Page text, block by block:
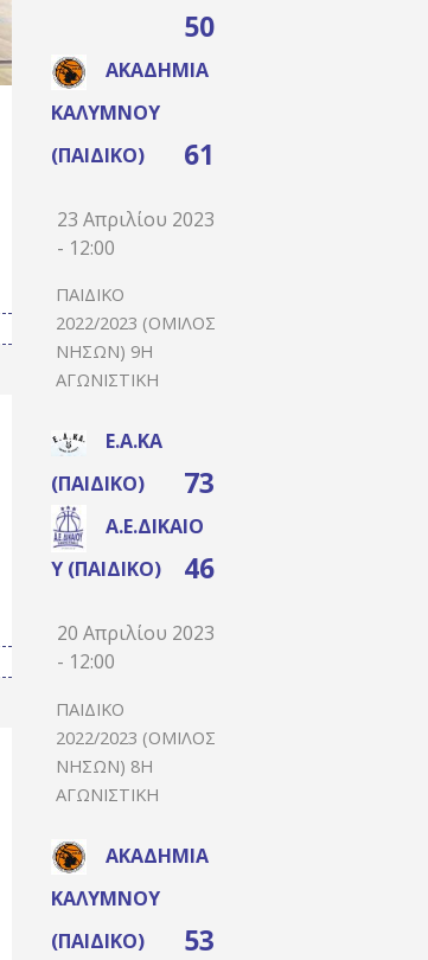
50
ΑΚΑΔΗΜΊΑ
ΚΑΛΎΜΝΟΥ
(ΠΑΙΔΙΚΌ)
61
23 Απριλίου 2023
- 12:00
ΠΑΙΔΙΚΌ
2022/2023 (ΌΜΙΛΟΣ
ΝΉΣΩΝ) 9Η
ΑΓΩΝΙΣΤΙΚΉ
Ε.Α.ΚΑ
(ΠΑΙΔΙΚΌ)
73
Α.Ε.ΔΙΚΑΊΟ
Υ (ΠΑΙΔΙΚΌ)
46
20 Απριλίου 2023
- 12:00
ΠΑΙΔΙΚΌ
2022/2023 (ΌΜΙΛΟΣ
ΝΉΣΩΝ) 8Η
ΑΓΩΝΙΣΤΙΚΉ
ΑΚΑΔΗΜΊΑ
ΚΑΛΎΜΝΟΥ
(ΠΑΙΔΙΚΌ)
53